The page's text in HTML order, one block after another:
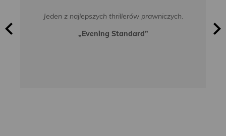
Jeden z najlepszych thrillerów prawniczych.
„Evening Standard”